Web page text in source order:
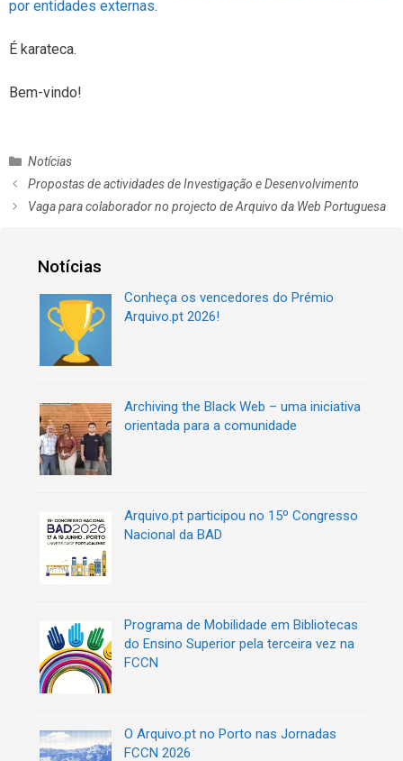
por entidades externas.
É karateca.
Bem-vindo!
C
a
Notícias
N
a
Propostas de actividades de Investigação e Desenvolvimento
Vaga para colaborador no projecto de Arquivo da Web Portuguesa
Notícias
Conheça os vencedores do Prémio
Arquivo.pt 2026!
Archiving the Black Web – uma iniciativa
orientada para a comunidade
Arquivo.pt participou no 15º Congresso
Nacional da BAD
Programa de Mobilidade em Bibliotecas
do Ensino Superior pela terceira vez na
FCCN
O Arquivo.pt no Porto nas Jornadas
FCCN 2026